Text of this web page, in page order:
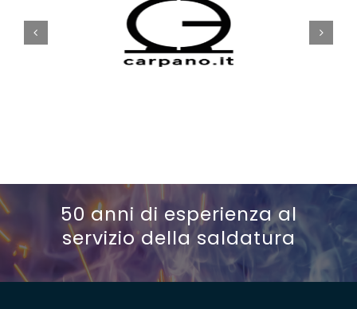
50 anni di esperienza al
servizio della saldatura